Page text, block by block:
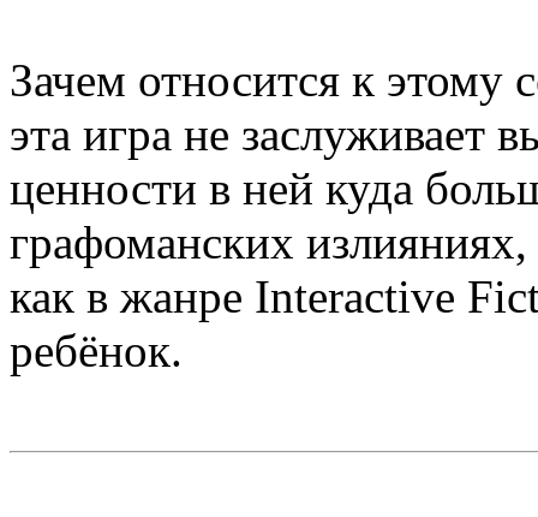
Зачем относится к
эта игра не заслуживает
ценности в ней куда
графоманских
как в жанре Interactive
ребёнок.